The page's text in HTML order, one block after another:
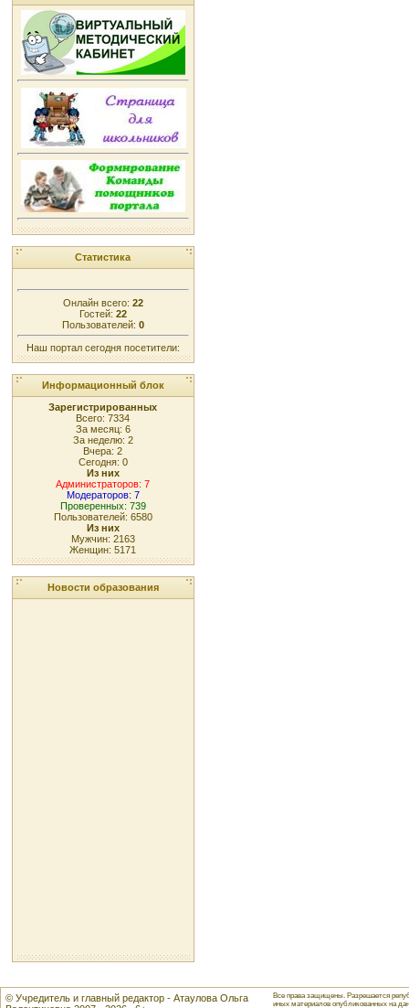
Статистика
Онлайн всего: 22
Гостей: 22
Пользователей: 0
Наш портал сегодня посетители:
Информационный блок
Зарегистрированных
Всего: 7334
За месяц: 6
За неделю: 2
Вчера: 2
Сегодня: 0
Из них
Администраторов: 7
Модераторов: 7
Проверенных: 739
Пользователей: 6580
Из них
Мужчин: 2163
Женщин: 5171
Новости образования
© Учредитель и главный редактор - Атаулова Ольга
Все права защищены. Разрешается
иных материалов опубликованных на